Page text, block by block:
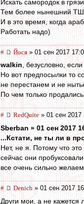
Искать самородок в
Тем более нынешний ТШ
И в это время, когда
Работать надо)
# Йося » 01 сен 2017
walkin, безусловно,
Но вот предпосылки то
не перестанем и не
По чем только
# RedQuite » 01 сен 2017
Sberban » 01 сен 2017
...Кстати, не ты ли в
Нет, не я. Потому что
сейчас они
все очень сильно
# Denich » 01 сен 2017
Други мои, а не кажется